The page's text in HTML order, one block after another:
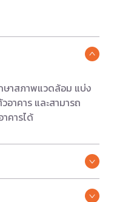
ษาสภาพแวดล้อม แบ่ง
าคาร และสามารถ
คารได้